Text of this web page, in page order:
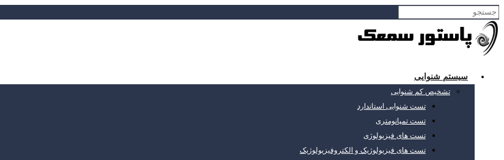
سیستم شنوایی
تشخیص کم شنوایی
تست شنوایی استاندارد
تست تمپانومتری
تست های فیزیولوژی
تست های فیزیولوژیک و الکتروفیزیولوژیک